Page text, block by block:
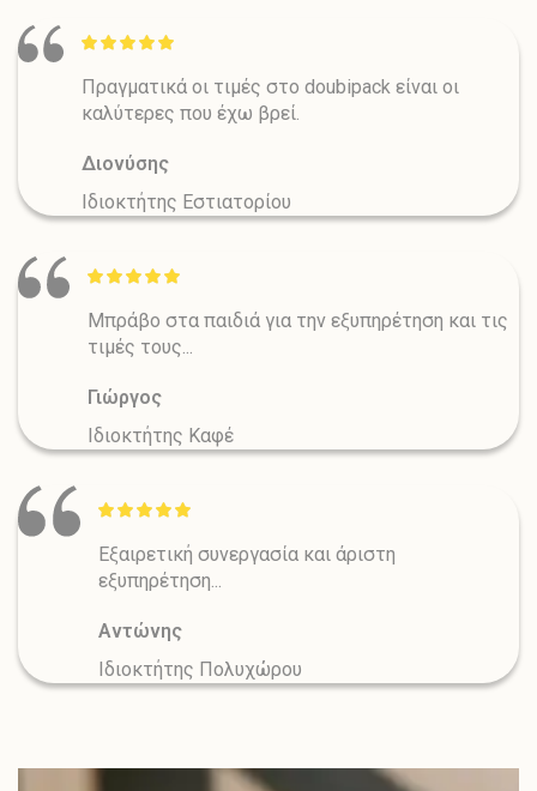
Πραγματικά οι τιμές στο doubipack είναι οι
καλύτερες που έχω βρεί.
Διονύσης
Ιδιοκτήτης Εστιατορίου
Μπράβο στα παιδιά για την εξυπηρέτηση και τις
τιμές τους...
Γιώργος
Ιδιοκτήτης Καφέ
Εξαιρετική συνεργασία και άριστη
εξυπηρέτηση...
Αντώνης
Ιδιοκτήτης Πολυχώρου